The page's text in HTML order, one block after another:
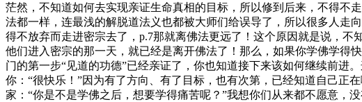
茫然，不知道如何去实现亲证生命真相的目标，所以修到后来，不得不
法都一样，连最浅的解脱道法义也都被大师们给误导了，所以很多人走
得不放弃而走进密宗去了，p.7那就离佛法更远了！这个原因就是说，
他们进入密宗的那一天，就已经是离开佛法了！那么，如果你学佛学得
门的第一步“见道的功德”已经亲证了，你也知道接下来该如何继续前进
你：“很快乐！”因为有了方向、有了目标，也有次第，已经知道自己正
家：“你是不是学佛之后，想要学得痛苦呢？”我想你们从来都不愿意，